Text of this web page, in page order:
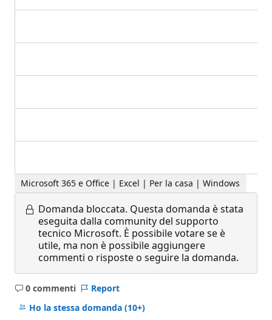
Microsoft 365 e Office | Excel | Per la casa | Windows
Domanda bloccata. Questa domanda è stata
eseguita dalla community del supporto
tecnico Microsoft. È possibile votare se è
utile, ma non è possibile aggiungere
commenti o risposte o seguire la domanda.
0 commenti
Nessun
commento
Report
Ho la stessa domanda (10+)